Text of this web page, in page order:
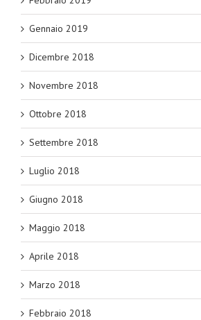
Gennaio 2019
Dicembre 2018
Novembre 2018
Ottobre 2018
Settembre 2018
Luglio 2018
Giugno 2018
Maggio 2018
Aprile 2018
Marzo 2018
Febbraio 2018